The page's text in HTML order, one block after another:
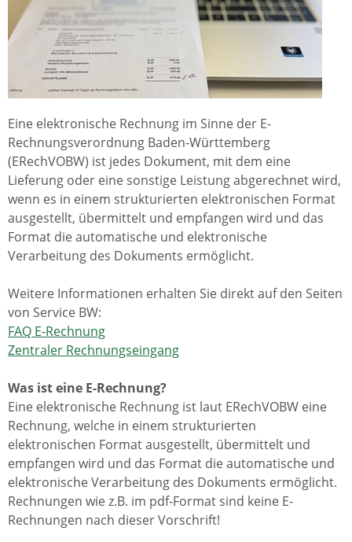
Eine elektronische Rechnung im Sinne der E-
Rechnungsverordnung Baden-Württemberg
(ERechVOBW) ist jedes Dokument, mit dem eine
Lieferung oder eine sonstige Leistung abgerechnet wird,
wenn es in einem strukturierten elektronischen Format
ausgestellt, übermittelt und empfangen wird und das
Format die automatische und elektronische
Verarbeitung des Dokuments ermöglicht.
Weitere Informationen erhalten Sie direkt auf den Seiten
von Service BW:
FAQ E-Rechnung
Zentraler Rechnungseingang
Was ist eine E-Rechnung?
Eine elektronische Rechnung ist laut ERechVOBW eine
Rechnung, welche in einem strukturierten
elektronischen Format ausgestellt, übermittelt und
empfangen wird und das Format die automatische und
elektronische Verarbeitung des Dokuments ermöglicht.
Rechnungen wie z.B. im pdf-Format sind keine E-
Rechnungen nach dieser Vorschrift!